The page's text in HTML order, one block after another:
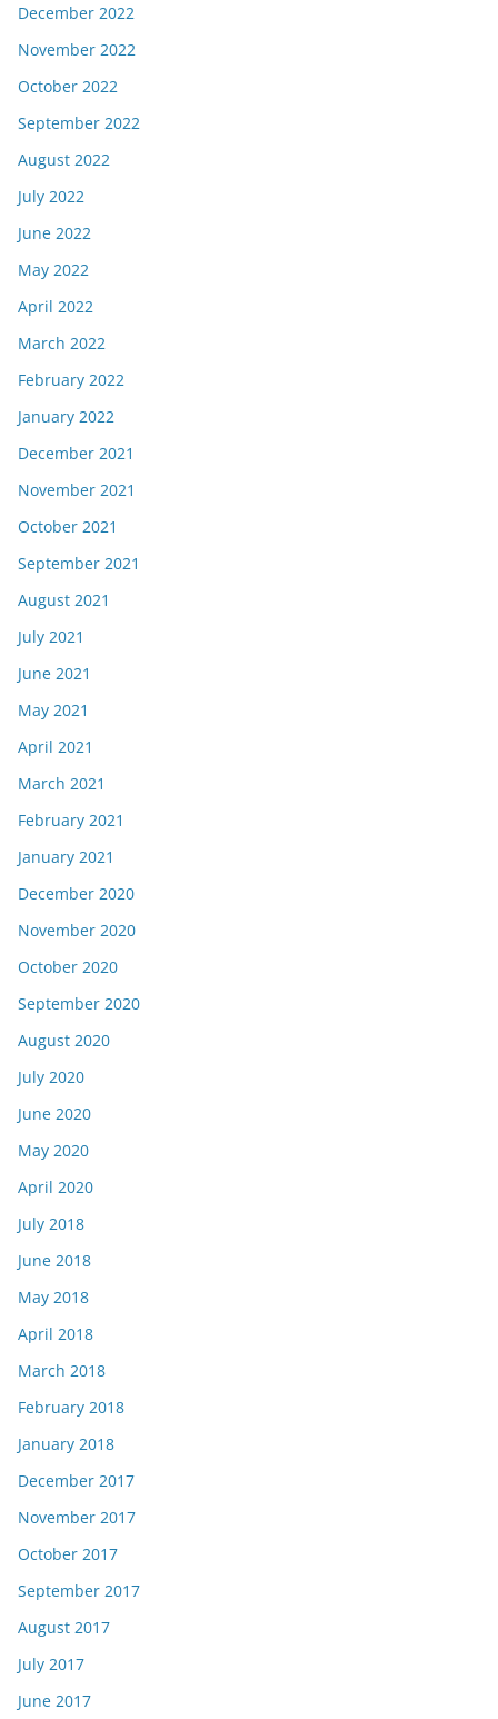
December 2022
November 2022
October 2022
September 2022
August 2022
July 2022
June 2022
May 2022
April 2022
March 2022
February 2022
January 2022
December 2021
November 2021
October 2021
September 2021
August 2021
July 2021
June 2021
May 2021
April 2021
March 2021
February 2021
January 2021
December 2020
November 2020
October 2020
September 2020
August 2020
July 2020
June 2020
May 2020
April 2020
July 2018
June 2018
May 2018
April 2018
March 2018
February 2018
January 2018
December 2017
November 2017
October 2017
September 2017
August 2017
July 2017
June 2017